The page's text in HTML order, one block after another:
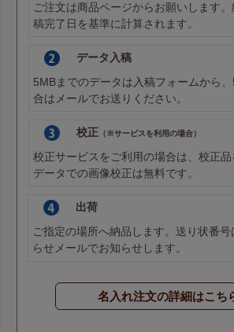
ご注文は商品ページからお願いします
稿完了日を基準に計算されます。
データ入稿
5MBまでのデータは入稿フォームから
合はメールでお送りください。
校正（※サービスを利用の場合）
校正サービスをご利用の場合は、校正品
データでの画像校正は無料です。
出荷
ご指定の場所へ納品します。送り状番
らせメールでお知らせします。
名入れ注文の詳細はこち